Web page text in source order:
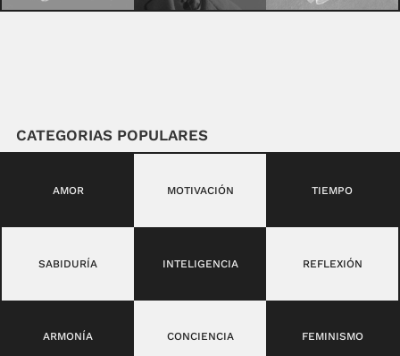
CATEGORIAS POPULARES
AMOR MOTIVACIÓN TIEMPO
SABIDURÍA INTELIGENCIA REFLEXIÓN
ARMONÍA CONCIENCIA FEMINISMO